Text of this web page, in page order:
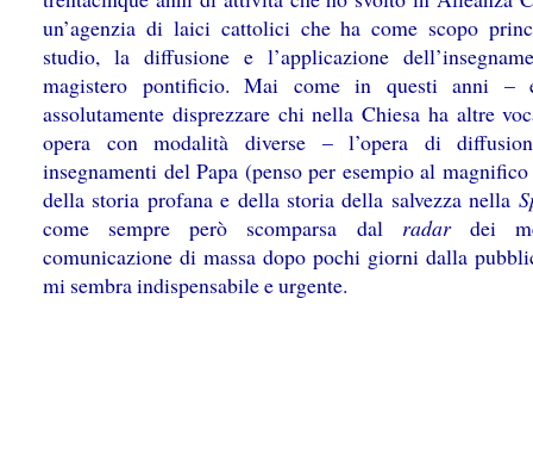
un’agenzia di laici cattolici che ha come scopo
studio, la diffusione e l’applicazione
magistero pontificio. Mai come in questi anni –
assolutamente disprezzare chi nella Chiesa ha altre
opera con modalità diverse – l’opera di
insegnamenti del Papa (penso per esempio al
della storia profana e della storia della salvezza nella
come sempre però scomparsa dal radardei
comunicazione di massa dopo pochi giorni dalla
mi sembra indispensabile e urgente.